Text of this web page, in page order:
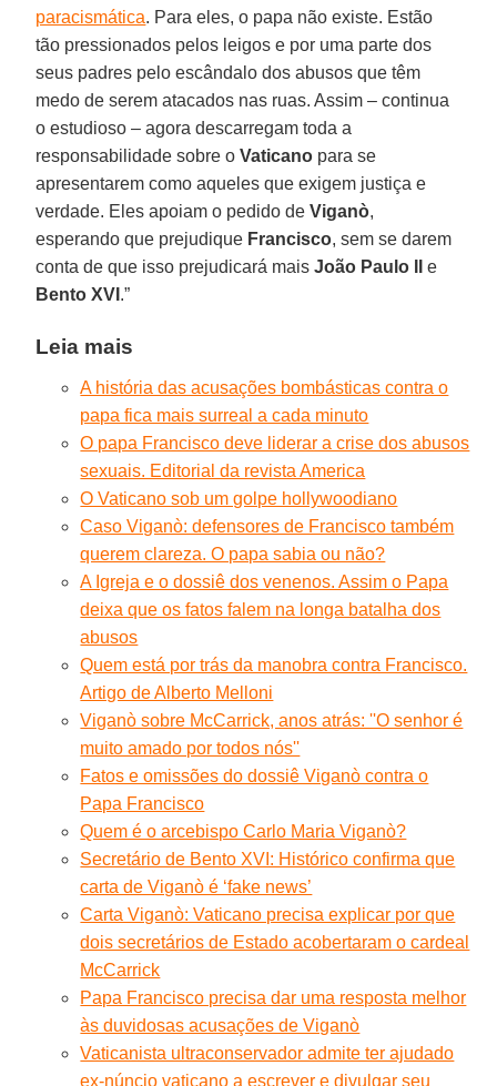
paracismática. Para eles, o papa não existe. Estão
tão pressionados pelos leigos e por uma parte dos
seus padres pelo escândalo dos abusos que têm
medo de serem atacados nas ruas. Assim – continua
o estudioso – agora descarregam toda a
responsabilidade sobre oVaticano para se
apresentarem como aqueles que exigem justiça e
verdade. Eles apoiam o pedido deViganò,
esperando que prejudique Francisco, sem se darem
conta de que isso prejudicará maisJoão Paulo II
e
Bento XVI .”
Leia mais
A história das acusações bombásticas contra o
papa fica mais surreal a cada minuto
O papa Francisco deve liderar a crise dos abusos
sexuais. Editorial da revista America
O Vaticano sob um golpe hollywoodiano
Caso Viganò: defensores de Francisco também
querem clareza. O papa sabia ou não?
A Igreja e o dossiê dos venenos. Assim o Papa
deixa que os fatos falem na longa batalha dos
abusos
Quem está por trás da manobra contra Francisco.
Artigo de Alberto Melloni
Viganò sobre McCarrick, anos atrás: ''O senhor é
muito amado por todos nós''
Fatos e omissões do dossiê Viganò contra o
Papa Francisco
Quem é o arcebispo Carlo Maria Viganò?
Secretário de Bento XVI: Histórico confirma que
carta de Viganò é ‘fake news’
Carta Viganò: Vaticano precisa explicar por que
dois secretários de Estado acobertaram o cardeal
McCarrick
Papa Francisco precisa dar uma resposta melhor
às duvidosas acusações de Viganò
Vaticanista ultraconservador admite ter ajudado
ex-núncio vaticano a escrever e divulgar seu